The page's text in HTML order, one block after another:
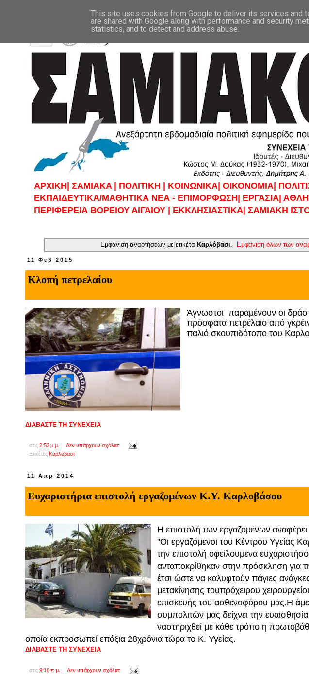
ΑΡΧΙΚΗ| ΣAMIAKA | ΠΟΛΙΤΙΚΗ | KOINΩΝΙΚΑ| ΟΙΚΟΝΟΜΙΑ|
ΕΚΠΑΙΔΕΥΤΙΚΑ/ΜΑΘΗΤΙΚΑ ΝΕΑ - ΕΠΙΜΟΡΦΩΣΗ| ΕΡΓΑΣΙΑ|
ΠΕΡΙΦΕΡΕΙΑ ΒΟΡΕΙΟΥ ΑΙΓΑΙΟΥ |
ΕΚΚΛΗΣΙΑΣΤΙΚΑ| ΣΑΜΙΑΚΗ
Εμφάνιση αναρτήσεων με ετικέτα Kαρλόβασι Εμφάνιση όλων των
11 Φεβ 2015
Κλοπή πετρελαίου
Άγνωστοι παραμένουν οι
πρόσφατα πετρέλαιο από
παλιό σκουπιδότοπο του
ΔΙΑΒΑΣΤΕ ΤΗ ΣΥΝΕΧΕΙΑ
στις 2:53 μ.μ.
Δεν υπάρχουν σχόλια:
Ετικέτες Kαρλόβασι
11 Απρ 2014
Ευχαριστήρια επιστολή εργαζομένων Κ.Υ. Καρλοβάσου
Η επιστολή των εργαζομένων αναφέρει
"Οι εργαζόμενοι του Κέντρου Υγείας
την επιστολή οφείλουμενα
ανταποκρίθηκαν στην πρόσκληση για
έτσι ώστε να καλυφτούν πάγιες
μετακίνησης τουπρόχειρου
επισκευής του ασθενοφόρου μας.Η
συμπολιτών μας δείχνει την
ναστηριχθεί με κάθε τρόπο η
οποία εκπροσωπεί επάξια 28χρόνια τώρα το Κ. Υγείας.
ΔΙΑΒΑΣΤΕ ΤΗ ΣΥΝΕΧΕΙΑ
στις 9:10 π.μ.
Δεν υπάρχουν σχόλια:
This site uses cookies from Google to deliver its services and
are shared with Google along with performance and security
statistics, and to detect and address abuse.